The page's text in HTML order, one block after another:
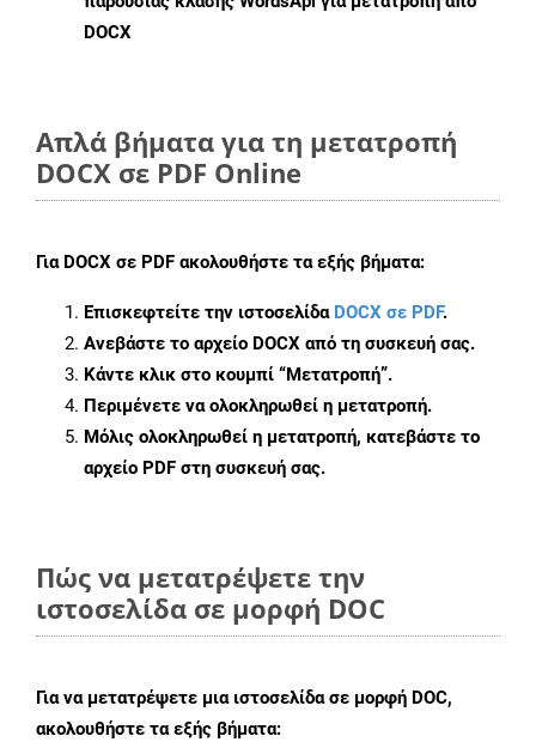
DOCX
Απλά βήματα για τη μετατροπή
DOCX σε PDF Online
Για DOCX σε PDF ακολουθήστε τα εξής βήματα:
Επισκεφτείτε την ιστοσελίδα DOCX σε PDF.
Ανεβάστε το αρχείο DOCX από τη συσκευή σας.
Κάντε κλικ στο κουμπί “Μετατροπή”.
Περιμένετε να ολοκληρωθεί η μετατροπή.
Μόλις ολοκληρωθεί η μετατροπή, κατεβάστε το
αρχείο PDF στη συσκευή σας.
Πώς να μετατρέψετε την
ιστοσελίδα σε μορφή DOC
Για να μετατρέψετε μια ιστοσελίδα σε μορφή DOC,
ακολουθήστε τα εξής βήματα: